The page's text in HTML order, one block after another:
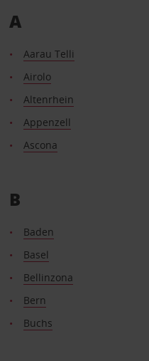
A
Aarau Telli
Airolo
Altenrhein
Appenzell
Ascona
B
Baden
Basel
Bellinzona
Bern
Buchs